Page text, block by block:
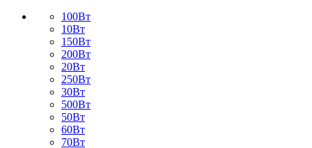
100Вт
10Вт
150Вт
200Вт
20Вт
250Вт
30Вт
500Вт
50Вт
60Вт
70Вт